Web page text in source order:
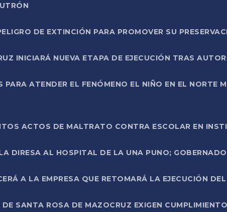
DE EXTINCIÓN PARA PROMOVER SU
INICIARÁ NUEVA ETAPA DE EJECUCIÓN TRAS
PARA ATENDER EL FENÓMENO EL NIÑO EN EL NORTE
ACTOS DE MALTRATO CONTRA ESCOLAR EN
DIRESA AL HOSPITAL DE LA UNA PUNO;
A LA EMPRESA QUE RETOMARÁ LA EJECUCIÓN
DE SANTA ROSA DE MAZOCRUZ EXIGEN